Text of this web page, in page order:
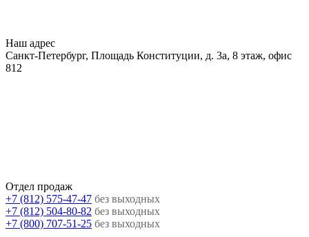
Наш адрес
Санкт-Петербург, Площадь Конституции, д. 3а, 8 этаж, офис
812
Отдел продаж
+7 (812) 575-47-47 без выходных
+7 (812) 504-80-82 без выходных
+7 (800) 707-51-25 без выходных